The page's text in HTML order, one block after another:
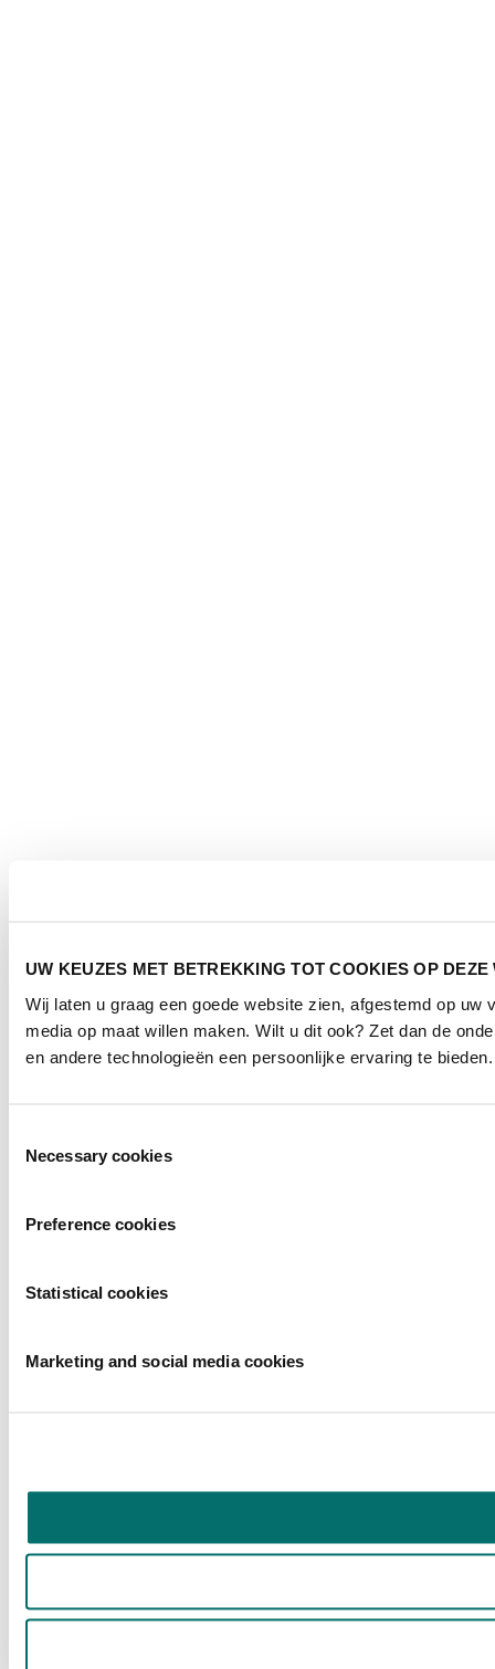
UW KEUZES MET BETREKKING TOT COOKIES OP DEZE
Wij laten u graag een goede website zien, afgestemd op
media op maat willen maken. Wilt u dit ook? Zet dan de
en andere technologieën een persoonlijke ervaring te bieden.
Necessary cookies
Preference cookies
Statistical cookies
Marketing and social media cookies